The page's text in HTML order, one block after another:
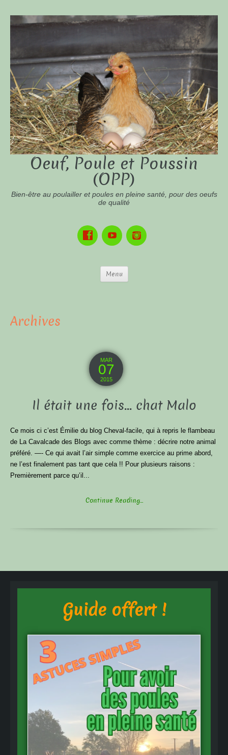
Oeuf, Poule et Poussin
(OPP)
Bien-être au poulailler et poules en pleine santé, pour des oeufs
de qualité
Menu
Archives
MAR
07
2015
Il était une fois… chat Malo
Ce mois ci c’est Émilie du blog Cheval-facile, qui à repris le flambeau
de La Cavalcade des Blogs avec comme thème : décrire notre animal
préféré. —- Ce qui avait l’air simple comme exercice au prime abord,
ne l’est finalement pas tant que cela !! Pour plusieurs raisons :
Premièrement parce qu’il...
Continue Reading...
Guide offert !